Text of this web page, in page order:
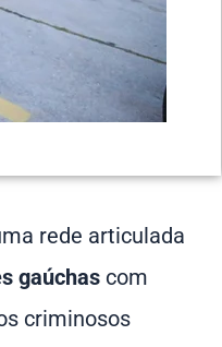
rede articulada
gaúchas com
criminosos